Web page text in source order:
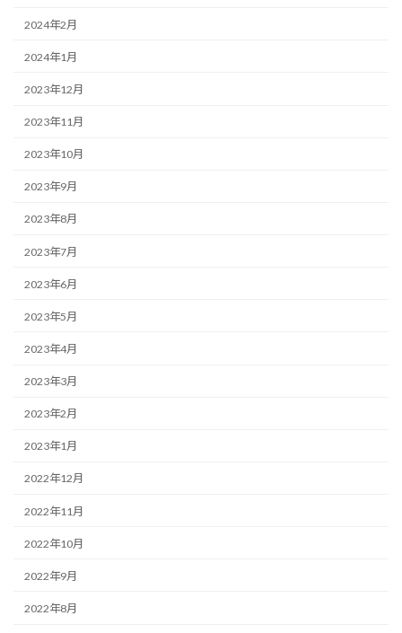
2024年2月
2024年1月
2023年12月
2023年11月
2023年10月
2023年9月
2023年8月
2023年7月
2023年6月
2023年5月
2023年4月
2023年3月
2023年2月
2023年1月
2022年12月
2022年11月
2022年10月
2022年9月
2022年8月